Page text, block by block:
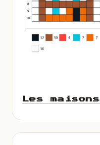
Les maisons